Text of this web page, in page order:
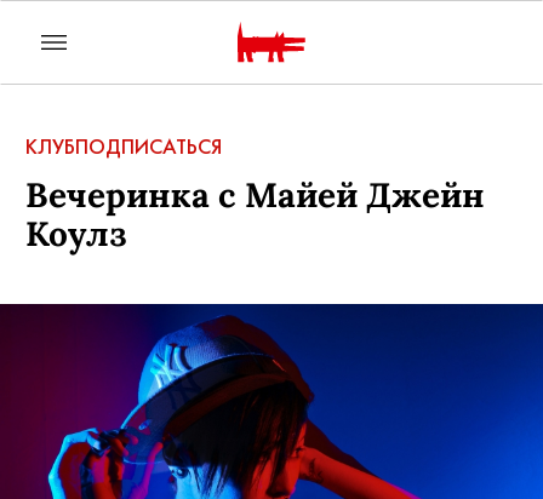
КЛУБПОДПИСАТЬСЯ
Вечеринка с Майей Джейн
Коулз